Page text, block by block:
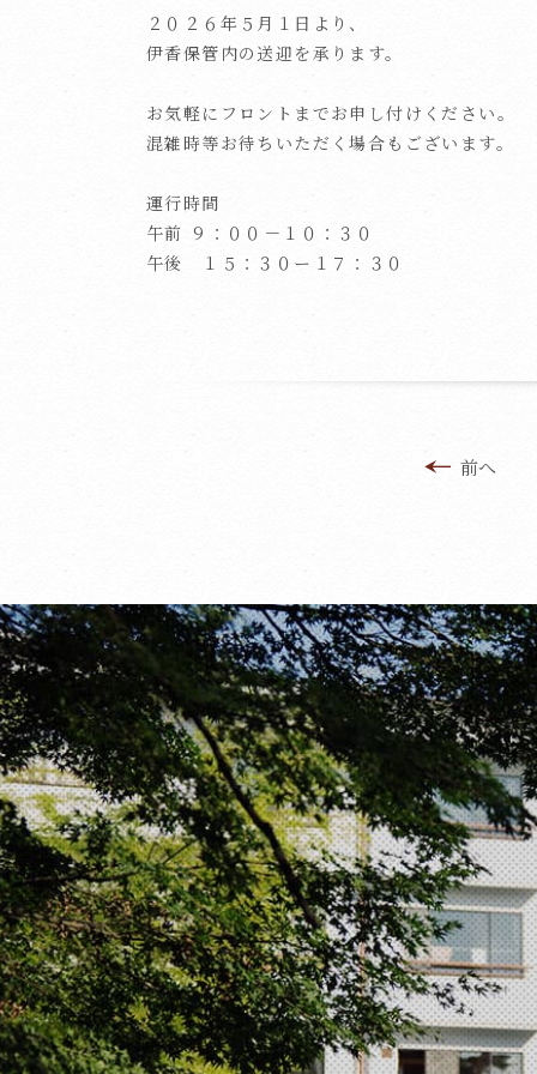
２０２６年５月１日より、
伊香保管内の送迎を承ります。
お気軽にフロントまでお申し付けください。
混雑時等お待ちいただく場合もございます。
運行時間
午前 ９：００－１０：３０
午後 １５：３０ー１７：３０
前へ